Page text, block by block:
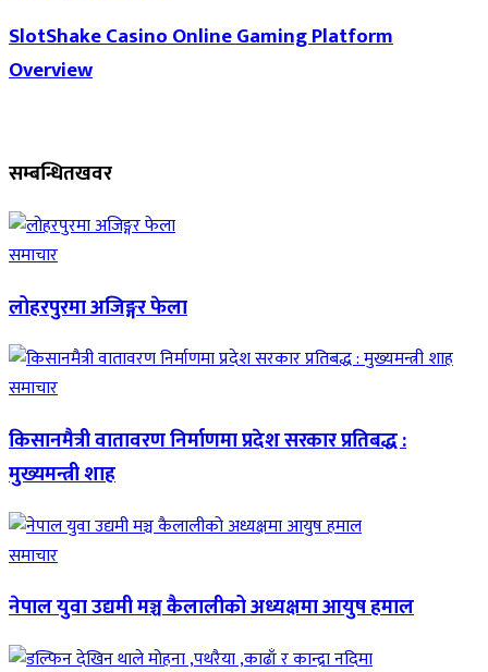
SlotShake Casino Online Gaming Platform
Overview
सम्बन्धितखवर
समाचार
लोहरपुरमा अजिङ्गर फेला
समाचार
किसानमैत्री वातावरण निर्माणमा प्रदेश सरकार प्रतिबद्ध :
मुख्यमन्त्री शाह
समाचार
नेपाल युवा उद्यमी मञ्च कैलालीको अध्यक्षमा आयुष हमाल